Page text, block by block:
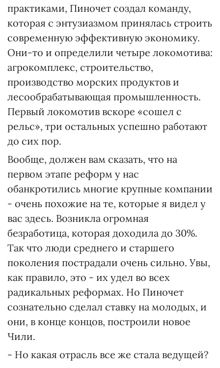
практиками, Пиночет создал команду,
которая с энтузиазмом принялась строить
современную эффективную экономику.
Они-то и определили четыре локомотива:
агрокомплекс, строительство,
производство морских продуктов и
лесообрабатывающая промышленность.
Первый локомотив вскоре «сошел с
рельс», три остальных успешно работают
до сих пор.
Вообще, должен вам сказать, что на
первом этапе реформ у нас
обанкротились многие крупные компании
- очень похожие на те, которые я видел у
вас здесь. Возникла огромная
безработица, которая доходила до 30%.
Так что люди среднего и старшего
поколения пострадали очень сильно. Увы,
как правило, это - их удел во всех
радикальных реформах. Но Пиночет
сознательно сделал ставку на молодых, и
они, в конце концов, построили новое
Чили.
- Но какая отрасль все же стала ведущей?